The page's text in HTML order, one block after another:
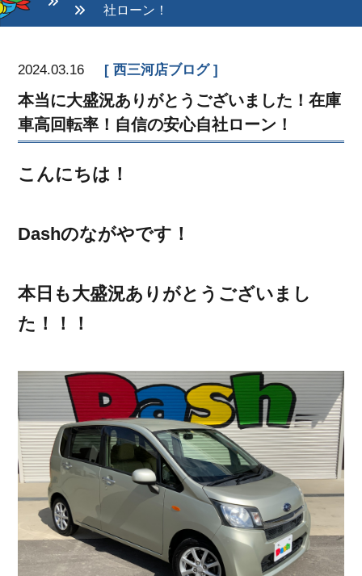
社ローン！
2024.03.16 西三河店ブログ
本当に大盛況ありがとうございました！在庫
車高回転率！自信の安心自社ローン！
こんにちは！
Dashのながやです！
本日も大盛況ありがとうございまし
た！！！